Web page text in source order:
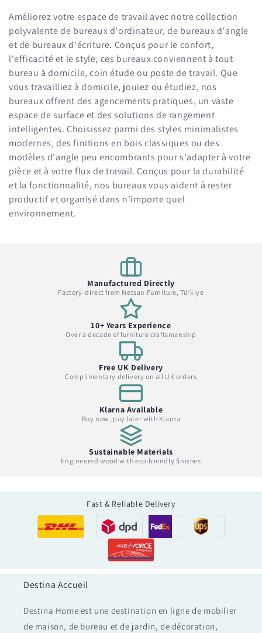
l
l
e
c
t
i
o
n
:
Améliorez votre espace de travail avec notre collection
polyvalente de bureaux d'ordinateur, de bureaux d'angle
et de bureaux d'écriture. Conçus pour le confort,
l'efficacité et le style, ces bureaux conviennent à tout
bureau à domicile, coin étude ou poste de travail. Que
vous travailliez à domicile, jouiez ou étudiez, nos
bureaux offrent des agencements pratiques, un vaste
espace de surface et des solutions de rangement
intelligentes. Choisissez parmi des styles minimalistes
modernes, des finitions en bois classiques ou des
modèles d'angle peu encombrants pour s'adapter à votre
pièce et à votre flux de travail. Conçus pour la durabilité
et la fonctionnalité, nos bureaux vous aident à rester
productif et organisé dans n'importe quel
environnement.
Manufactured Directly
Factory-direct from Netsan Furniture, Türkiye
10+ Years Experience
Over a decade of furniture craftsmanship
Free UK Delivery
Complimentary delivery on all UK orders
Klarna Available
Buy now, pay later with Klarna
Sustainable Materials
Engineered wood with eco-friendly finishes
Fast & Reliable Delivery
Destina Accueil
Destina Home est une destination en ligne de mobilier
de maison, de bureau et de jardin, de décoration,